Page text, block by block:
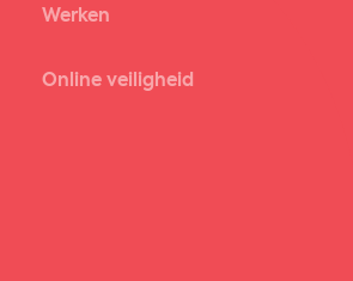
Werken
Online veiligheid